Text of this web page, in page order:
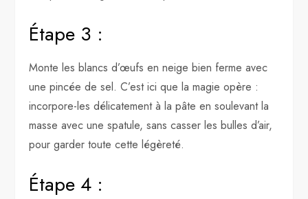
Étape 3 :
Monte les blancs d’œufs en neige bien ferme avec
une pincée de sel. C’est ici que la magie opère :
incorpore-les délicatement à la pâte en soulevant la
masse avec une spatule, sans casser les bulles d’air,
pour garder toute cette légèreté.
Étape 4 :